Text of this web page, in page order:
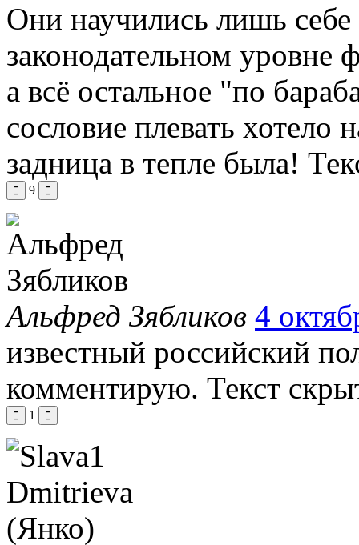
Они научились лишь
законодательном уровне
а всё остальное "по
сословие плевать хотело
задница в тепле была!
9
Альфред Зябликов 4
известный российский
комментирую. Текст
1